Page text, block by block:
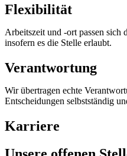
Flexibilität
Arbeitszeit und -ort passen sich
insofern es die Stelle erlaubt.
Verantwortung
Wir übertragen echte
Entscheidungen selbstständig
Karriere